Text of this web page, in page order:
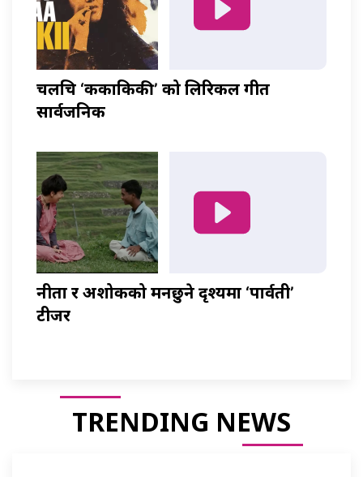
चलचित्र ‘ककाकिकी’ को लिरिकल गीत
सार्वजनिक
नीता र अशोकको मनछुने दृश्यमा ‘पार्वती’
टीजर
TRENDING NEWS